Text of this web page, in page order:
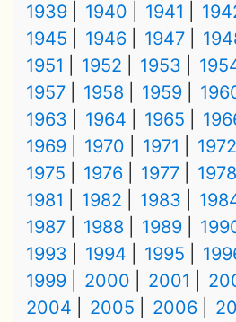
1939
1940 1941
1945
1946 1947
1951
1952 1953
1957
1958 1959
1963
1964 1965
1969
1970 1971 1972
1975
1976 1977 1978
1981
1982 1983
1987
1988 1989
1993
1994 1995
1999
2000 2001
2004
2005 2006